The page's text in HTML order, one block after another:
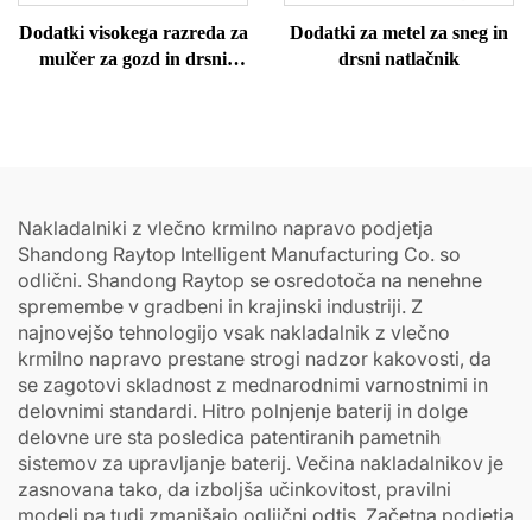
Dodatki visokega razreda za
mulčer za gozd in drsni
Dodatki za metel za sneg in
drsni natlačnik
Nakladalniki z vlečno krmilno napravo podjetja
Shandong Raytop Intelligent Manufacturing Co. so
odlični. Shandong Raytop se osredotoča na nenehne
spremembe v gradbeni in krajinski industriji. Z
najnovejšo tehnologijo vsak nakladalnik z vlečno
krmilno napravo prestane strogi nadzor kakovosti, da
se zagotovi skladnost z mednarodnimi varnostnimi in
delovnimi standardi. Hitro polnjenje baterij in dolge
delovne ure sta posledica patentiranih pametnih
sistemov za upravljanje baterij. Večina nakladalnikov je
zasnovana tako, da izboljša učinkovitost, pravilni
modeli pa tudi zmanjšajo ogljični odtis. Začetna podjetja